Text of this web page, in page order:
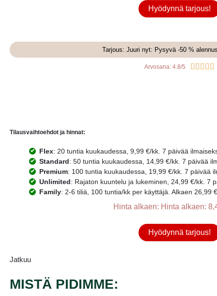
Hyödynnä tarjous!
Tarjous: Juuri nyt: Pysyvä -50 %
Arvosana: 4.8/5     
Tilausvaihtoehdot ja hinnat:
Flex: 20 tuntia kuukaudessa, 9,99 €/kk. 7 päivää
Standard: 50 tuntia kuukaudessa, 14,99 €/kk. 7 päivää
Premium: 100 tuntia kuukaudessa, 19,99 €/kk. 7 päivää
Unlimited: Rajaton kuuntelu ja lukeminen, 24,99 €/kk. 7
Family: 2-6 tiliä, 100 tuntia/kk per käyttäjä. Alkaen 26,99
Hinta alkaen: Hinta alkaen:
Hyödynnä tarjous!
Jatkuu
MISTÄ PIDIMME: